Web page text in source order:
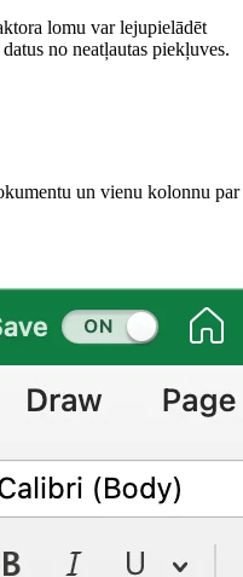
lomu var lejupielādēt
no neatļautas piekļuves.
un vienu kolonnu par